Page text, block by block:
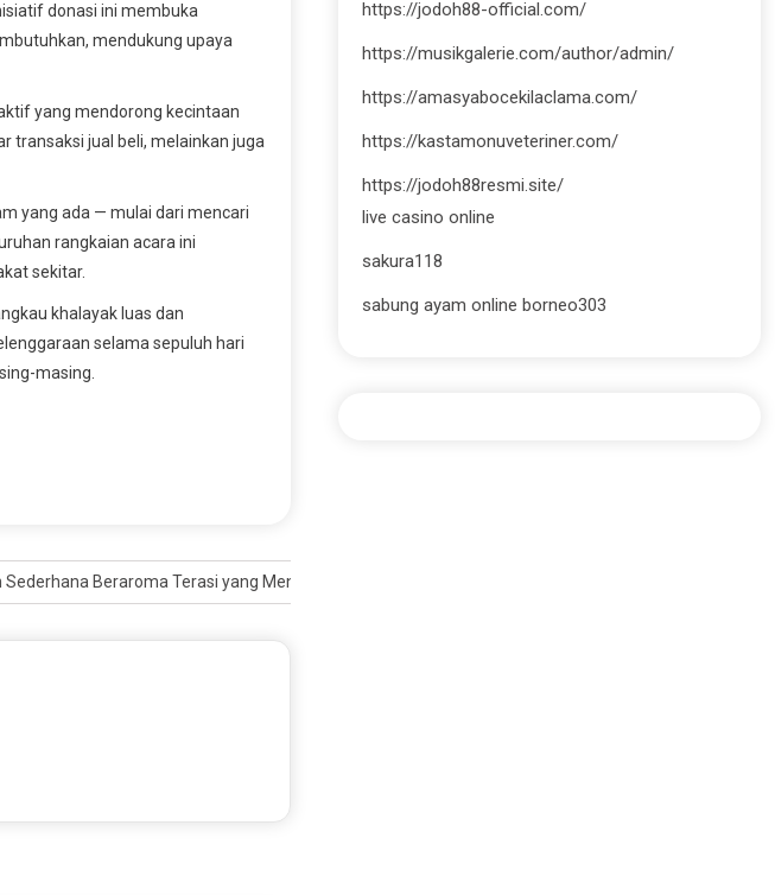
donasi ini membuka
mendukung upaya
yang mendorong kecintaan
transaksi jual beli, melainkan juga
yang ada — mulai dari mencari
rangkaian acara ini
sekitar.
khalayak luas dan
selama sepuluh hari
masing.
Sederhana Beraroma Terasi yang Menggugah Selera
https://jodoh88-official.com/
https://musikgalerie.com/author/admin/
https://amasyabocekilaclama.com/
https://kastamonuveteriner.com/
https://jodoh88resmi.site/
live casino online
sakura118
sabung ayam online borneo303